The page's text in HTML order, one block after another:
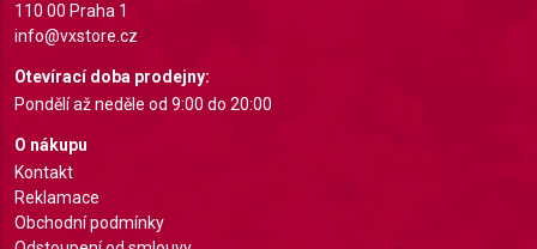
110 00 Praha 1
info@vxstore.cz
Otevírací doba prodejny:
Pondělí až neděle od 9:00 do 20:00
O nákupu
Kontakt
Reklamace
Obchodní podmínky